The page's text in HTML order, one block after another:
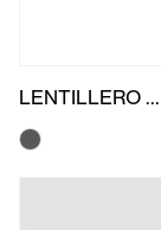
LENTILLERO OPTICALIA UNITARIO